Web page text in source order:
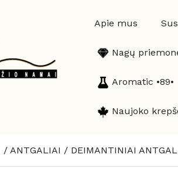
Apie mus
Nagų
Aromatic •89•
Naujoko
/ ANTGALIAI / DEIMANTINIAI